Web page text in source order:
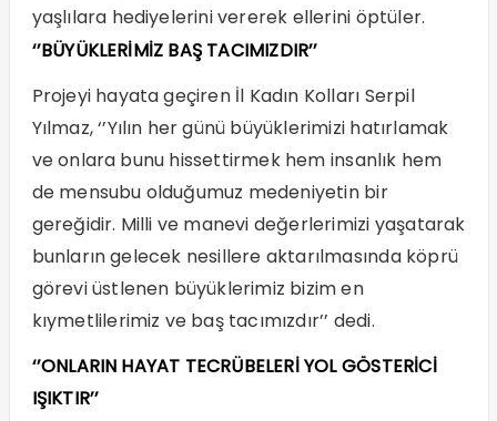
yaşlılara hediyelerini vererek ellerini öptüler.
‘’BÜYÜKLERİMİZ BAŞ TACIMIZDIR’’
Projeyi hayata geçiren İl Kadın Kolları Serpil
Yılmaz, ‘’Yılın her günü büyüklerimizi hatırlamak
ve onlara bunu hissettirmek hem insanlık hem
de mensubu olduğumuz medeniyetin bir
gereğidir. Milli ve manevi değerlerimizi yaşatarak
bunların gelecek nesillere aktarılmasında köprü
görevi üstlenen büyüklerimiz bizim en
kıymetlilerimiz ve baş tacımızdır’’ dedi.
‘’ONLARIN HAYAT TECRÜBELERİ YOL GÖSTERİCİ
IŞIKTIR’’